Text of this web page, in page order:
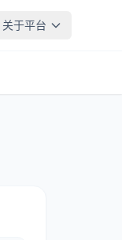
关于平台